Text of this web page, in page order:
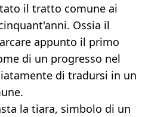
il tratto comune ai
Ossia il
appunto il primo
di un progresso nel
di tradursi in un
la tiara, simbolo di un